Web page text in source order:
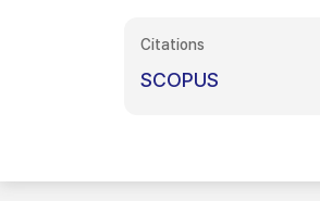
Citations
SCOPUS